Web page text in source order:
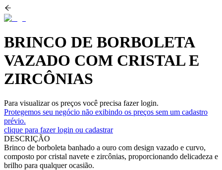
BRINCO DE BORBOLETA
VAZADO COM CRISTAL E
ZIRCÔNIAS
Para visualizar os preços você precisa fazer login.
Protegemos seu negócio não exibindo os preços sem um cadastro
prévio.
clique para fazer login ou cadastrar
DESCRIÇÃO
Brinco de borboleta banhado a ouro com design vazado e curvo,
composto por cristal navete e zircônias, proporcionando delicadeza e
brilho para qualquer ocasião.